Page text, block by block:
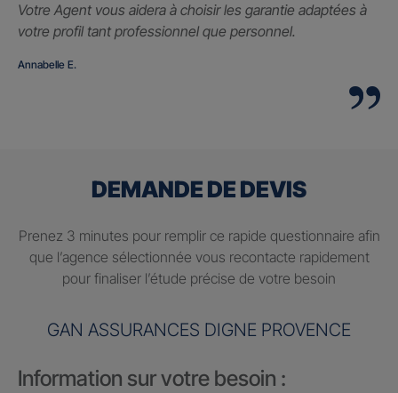
Votre Agent vous aidera à choisir les garantie adaptées à
votre profil tant professionnel que personnel.
Annabelle E.
DEMANDE DE DEVIS
Prenez 3 minutes pour remplir ce rapide questionnaire afin
que l’agence sélectionnée vous recontacte rapidement
pour finaliser l’étude précise de votre besoin
GAN ASSURANCES DIGNE PROVENCE
Information sur votre besoin :